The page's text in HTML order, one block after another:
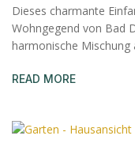
Dieses charmante
Wohngegend von Bad
harmonische Mischung
READ MORE